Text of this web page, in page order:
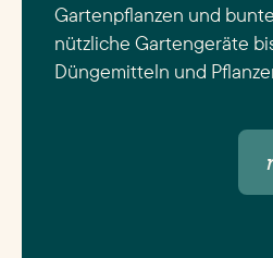
Gartenpflanzen und
nützliche Gartengeräte
Düngemitteln und